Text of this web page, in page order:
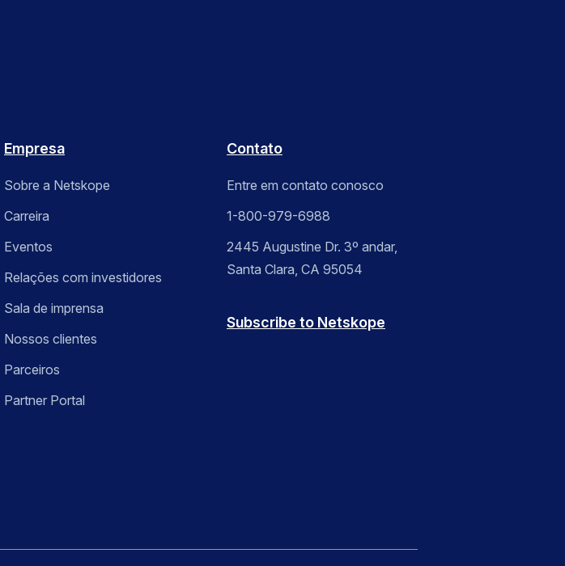
Empresa
Sobre a Netskope
Carreira
Eventos
Relações com investidores
Sala de imprensa
Nossos clientes
Parceiros
Partner Portal
Contato
Entre em contato conosco
1-800-979-6988
2445 Augustine Dr. 3º andar,
Santa Clara, CA 95054
Subscribe to Netskope